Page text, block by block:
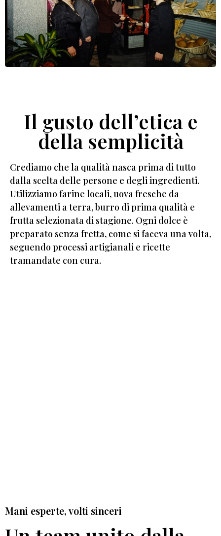
Il gusto dell’etica e
della semplicità
Crediamo che la qualità nasca prima di tutto
dalla scelta delle persone e degli ingredienti.
Utilizziamo farine locali, uova fresche da
allevamenti a terra, burro di prima qualità e
frutta selezionata di stagione. Ogni dolce è
preparato senza fretta, come si faceva una volta,
seguendo processi artigianali e ricette
tramandate con cura.
Mani esperte, volti sinceri